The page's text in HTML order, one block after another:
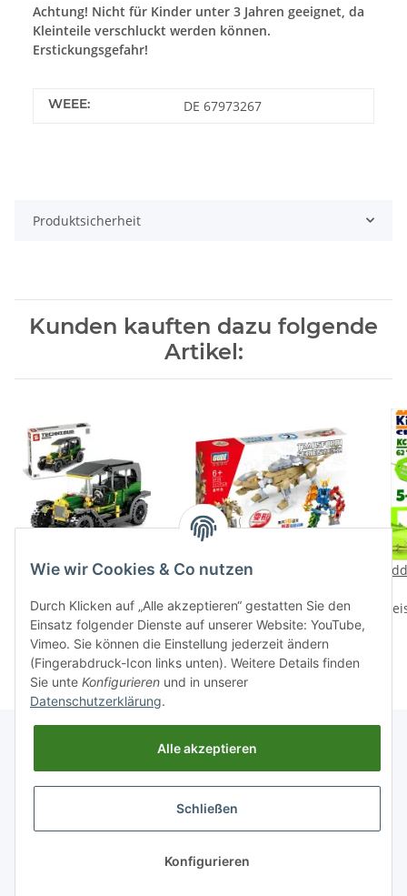
Achtung! Nicht für Kinder unter 3 Jahren geeignet, da
Kleinteile verschluckt werden können.
Erstickungsgefahr!
WEEE: DE 67973267
Produktsicherheit
Kunden kauften dazu folgende
Artikel:
Sembo 8201 Classic Car
Preise nach Anmeldung
sichtbar
Gudi 8725 Transform
Ankylosaurus
Preise nach Anmeldung
sichtbar
Informationen
Gesetzliche Informationen
Wie wir Cookies & Co nutzen
Durch Klicken auf „Alle akzeptieren“ gestatten Sie den
Einsatz folgender Dienste auf unserer Website: YouTube,
Vimeo. Sie können die Einstellung jederzeit ändern
(Fingerabdruck-Icon links unten). Weitere Details finden
Sie unte Konfigurieren und in unserer
Datenschutzerklärung.
Alle akzeptieren
Schließen
Konfigurieren